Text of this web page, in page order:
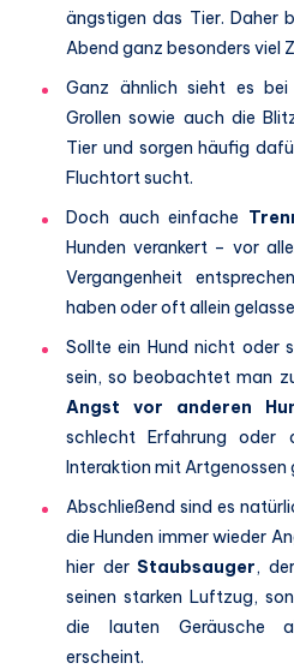
ängstigen das Tier. Daher
Abend ganz besonders viel
Ganz ähnlich sieht es bei
Grollen sowie auch die
Tier und sorgen häufig
Fluchtort sucht.
Doch auch einfache
Hunden verankert – vor
Vergangenheit
haben oder oft allein
Sollte ein Hund nicht oder
sein, so beobachtet man
Angst vor anderen
schlecht Erfahrung oder
Interaktion mit Artgenossen
Abschließend sind es
die Hunden immer wieder
hier der Staubsauger,
seinen starken Luftzug,
die lauten Geräusche
erscheint.